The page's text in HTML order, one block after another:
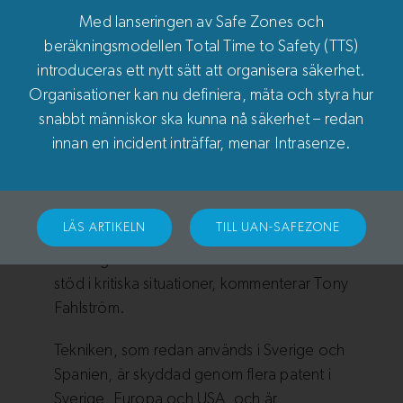
Den nya tjänsten UAN Safe Zones,
integrerad med Guardtools och levererad
av Blue Mobile Systems, kopplar kunden
direkt till väktaren och larmcentralen i ett
sömlöst digitalt flöde.
– Med tjänsten kan operatörstiden minska
med över 50 procent och onödiga
utryckningar reduceras med upp till hälften,
stöd i kritiska situationer, kommenterar Tony
Fahlström.
Tekniken, som redan används i Sverige och
Spanien, är skyddad genom flera patent i
Sverige, Europa och USA, och är
Med lanseringen av Safe Zones och
beräkningsmodellen Total Time to Safety (TTS)
introduceras ett nytt sätt att organisera säkerhet.
Organisationer kan nu definiera, mäta och styra hur
snabbt människor ska kunna nå säkerhet – redan
innan en incident inträffar, menar Intrasenze.
LÄS ARTIKELN TILL UAN-SAFEZONE